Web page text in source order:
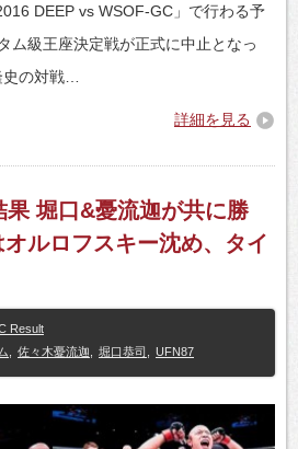
DEEP vs WSOF-GC」で行わる予
ム級王座決定戦が正式に中止となっ
の対戦…
詳細を見る
果 堀口&憂流迦が共に勝
ルロフスキー沈め、タイ
Result
佐々木憂流迦 堀口恭司 UFN87